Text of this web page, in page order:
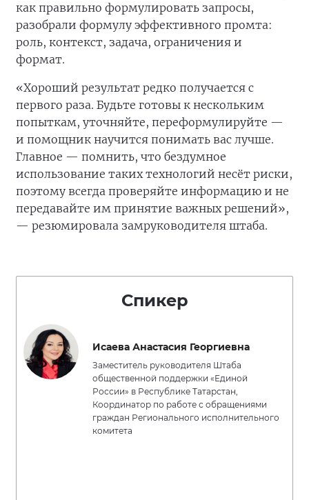
как правильно формулировать запросы,
разобрали формулу эффективного промта:
роль, контекст, задача, ограничения и
формат.
«Хороший результат редко получается с
первого раза. Будьте готовы к нескольким
попыткам, уточняйте, переформулируйте —
и помощник научится понимать вас лучше.
Главное — помнить, что бездумное
использование таких технологий несёт риски,
поэтому всегда проверяйте информацию и не
передавайте им принятие важных решений»,
— резюмировала замруководителя штаба.
Спикер
Исаева Анастасия Георгиевна
Заместитель руководителя Штаба
общественной поддержки «Единой
России» в Республике Татарстан,
Координатор по работе с обращениями
граждан Регионального исполнительного
комитета